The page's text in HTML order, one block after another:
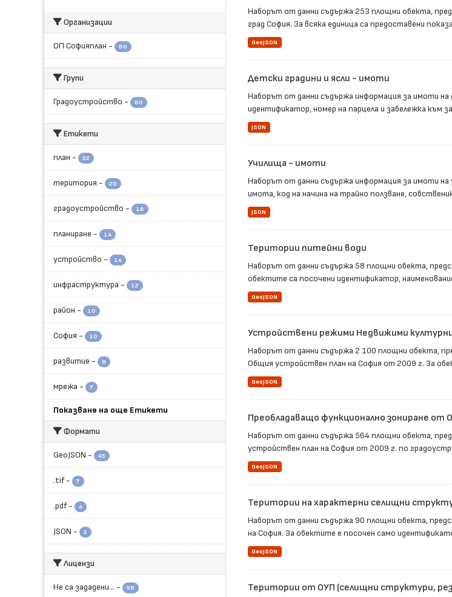
Организации
ОП Софияплан - 60
Групи
Градоустройство - 60
Етикети
план - 22
територия - 20
градоустройство - 16
планиране - 14
устройство - 14
инфраструктура - 12
район - 10
София - 10
развитие - 9
мрежа - 7
Показване на още Етикети
Формати
GeoJSON - 45
.tif - 7
.pdf - 4
JSON - 2
Лицензи
Не са зададени... - 58
Наборът от данни съдържа 253 площни обекта,
град София. За всяка единица са предоставени
GeoJSON
Детски градини и ясли - имоти
Наборът от данни съдържа информация за имоти на
идентификатор, номер на парцела и забележка към
JSON
Училища - имоти
Наборът от данни съдържа информация за имоти
имота, код на начина на трайно ползване,
JSON
Територии питейни води
Наборът от данни съдържа 58 площни обекта,
обектите са посочени идентификатор,
GeoJSON
Устройствени режими Недвижими
Наборът от данни съдържа 2 100 площни обекта,
Общия устройствен план на София от 2009 г. За
GeoJSON
Преобладаващо функционално зониране
Наборът от данни съдържа 564 площни обекта,
устройствен план на София от 2009 г. по
GeoJSON
Територии на характерни селищни
Наборът от данни съдържа 90 площни обекта,
на София. За обектите е посочен само
GeoJSON
Територии от ОУП (селищни структури,